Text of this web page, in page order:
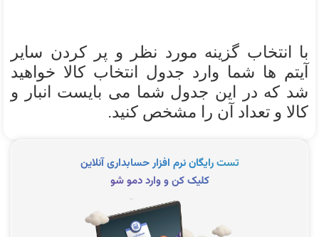
با انتخاب گزینه مورد نظر و پر کردن سایر
آیتم ها شما وارد جدول انتخاب کالا خواهید
شد که در این جدول شما می بایست انبار و
کالا و تعداد آن را مشخص کنید.
تست رایگان نرم افزار حسابداری آنلاین
کلیک کن و وارد دمو شو